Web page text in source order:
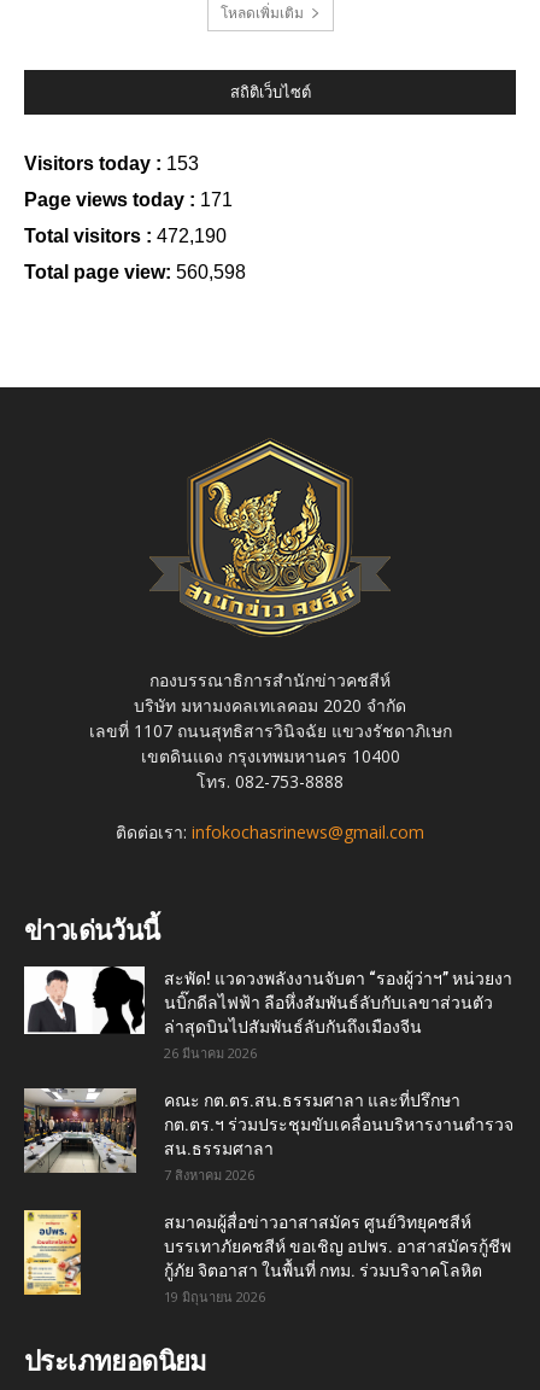
โหลดเพิ่มเติม
สถิติเว็บไซต์
Visitors today : 153
Page views today : 171
Total visitors : 472,190
Total page view: 560,598
กองบรรณาธิการสำนักข่าวคชสีห์
บริษัท มหามงคลเทเลคอม 2020 จำกัด
เลขที่ 1107 ถนนสุทธิสารวินิจฉัย แขวงรัชดาภิเษก
เขตดินแดง กรุงเทพมหานคร 10400
โทร. 082-753-8888
ติดต่อเรา: infokochasrinews@gmail.com
ข่าวเด่นวันนี้
สะพัด! แวดวงพลังงานจับตา “รองผู้ว่าฯ” หน่วยงา
นบิ๊กดีลไฟฟ้า ลือหึ่งสัมพันธ์ลับกับเลขาส่วนตัว
ล่าสุดบินไปสัมพันธ์ลับกันถึงเมืองจีน
26 มีนาคม 2026
คณะ กต.ตร.สน.ธรรมศาลา และที่ปรึกษา
กต.ตร.ฯ ร่วมประชุมขับเคลื่อนบริหารงานตำรวจ
สน.ธรรมศาลา
7 สิงหาคม 2026
สมาคมผู้สื่อข่าวอาสาสมัคร ศูนย์วิทยุคชสีห์
บรรเทาภัยคชสีห์ ขอเชิญ อปพร. อาสาสมัครกู้ชีพ
กู้ภัย จิตอาสา ในพื้นที่ กทม. ร่วมบริจาคโลหิต
19 มิถุนายน 2026
ประเภทยอดนิยม